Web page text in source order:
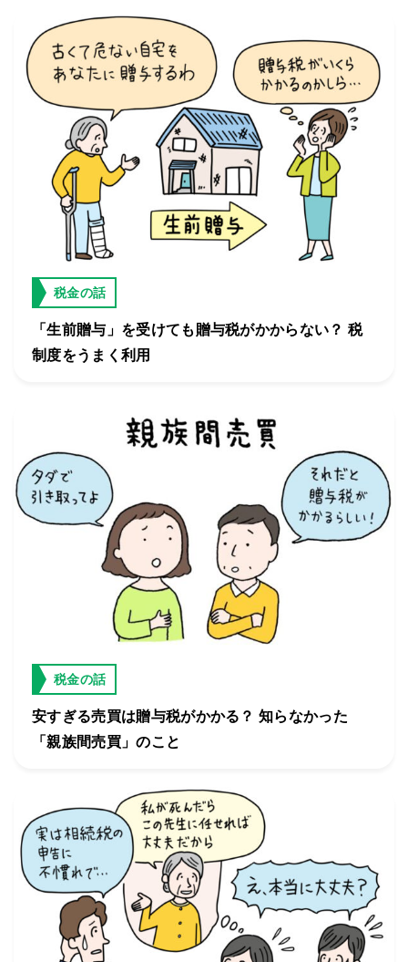
税金の話
「生前贈与」を受けても贈与税がかからない？ 税
制度をうまく利用
税金の話
安すぎる売買は贈与税がかかる？ 知らなかった
「親族間売買」のこと